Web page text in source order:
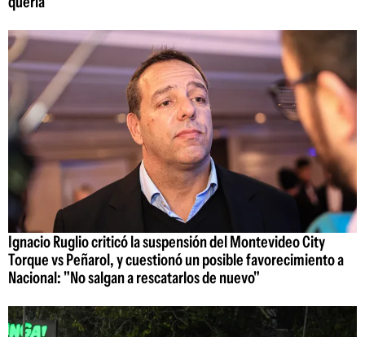
Ignacio Ruglio criticó la suspensión del Montevideo City
Torque vs Peñarol, y cuestionó un posible favorecimiento a
Nacional: "No salgan a rescatarlos de nuevo"